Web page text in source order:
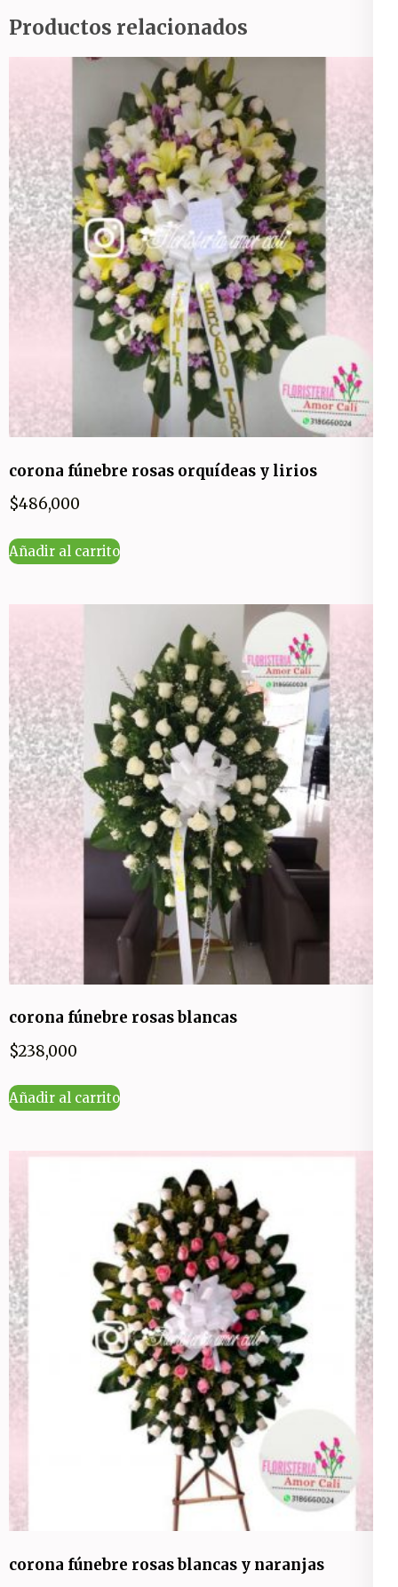
Productos relacionados
corona fúnebre rosas orquídeas y lirios
$486,000
Añadir al carrito
corona fúnebre rosas blancas
$238,000
Añadir al carrito
corona fúnebre rosas blancas y naranjas